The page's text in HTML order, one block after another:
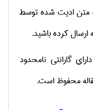
متن ادیت شده توسط
ارسال کرده باشید.
گارانتی نامحدود
محفوظ است.